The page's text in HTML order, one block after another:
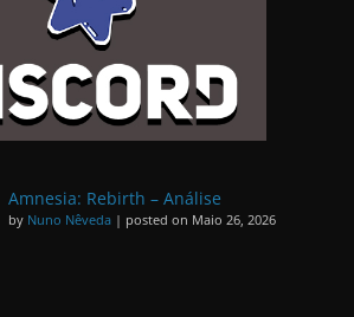
Amnesia: Rebirth – Análise
by Nuno Nêveda | posted on Maio 26, 2026